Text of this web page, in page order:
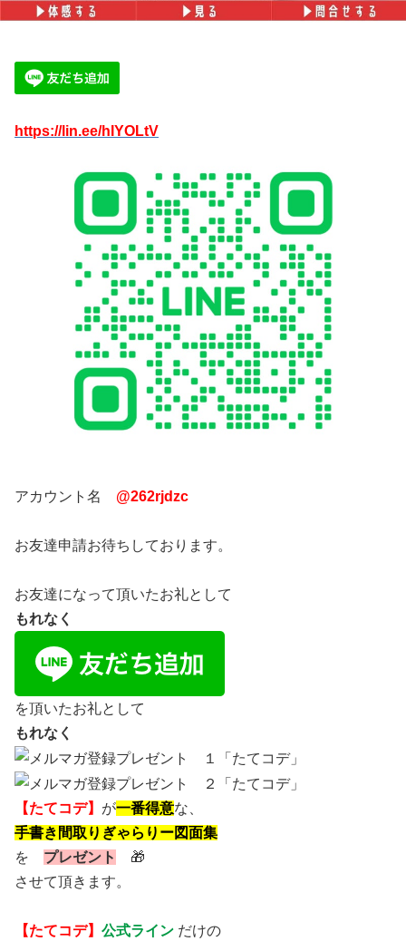
https://lin.ee/hIYOLtV
アカウント名 @262rjdzc
お友達申請お待ちしております。
お友達になって頂いたお礼として
もれなく
を頂いたお礼として
もれなく
【たてコデ】 が一番得意な、
手書き間取りぎゃらりー図面集
を プレゼント
🎁
させて頂きます。
【たてコデ】 公式ライン だけの